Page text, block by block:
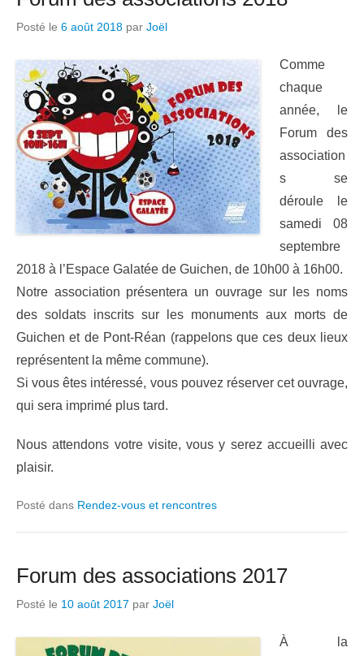
Posté le 6 août 2018 par Joël
Comme
chaque
année, le
Forum des
association
s se
déroule le
samedi 08
septembre
2018 à l’Espace Galatée de Guichen, de 10h00 à 16h00.
Notre association présentera un ouvrage sur les noms
des soldats inscrits sur les monuments aux morts de
Guichen et de Pont-Réan (rappelons que ces deux lieux
représentent la même commune).
Si vous êtes intéressé, vous pouvez réserver cet ouvrage,
qui sera imprimé plus tard.
Nous attendons votre visite, vous y serez accueilli avec
plaisir.
Posté dans Rendez-vous et rencontres
Forum des associations 2017
Posté le 10 août 2017 par Joël
À la